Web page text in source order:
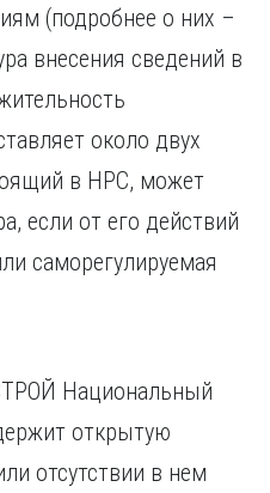
(подробнее о них –
внесения сведений в
около двух
в НРС, может
если от его действий
саморегулируемая
Национальный
открытую
отсутствии в нем